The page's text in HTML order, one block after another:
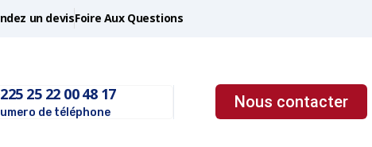
un devisFoire Aux Questions
25 22 00 48 17
de téléphone
Nous contacter